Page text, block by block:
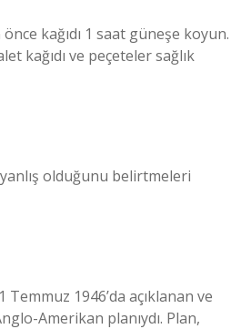
kağıdı 1 saat güneşe koyun.
kağıdı ve peçeteler sağlık
olduğunu belirtmeleri
1946’da açıklanan ve
Amerikan planıydı. Plan,